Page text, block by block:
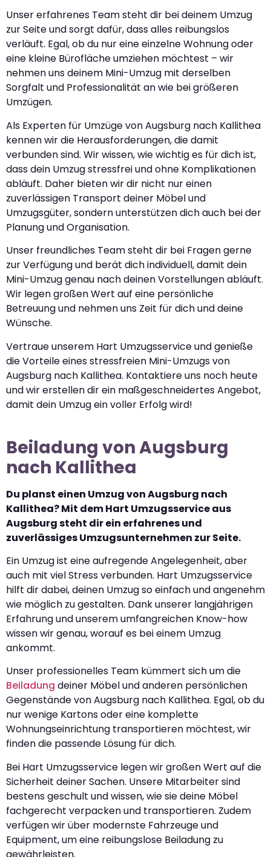
Unser erfahrenes Team steht dir bei deinem Umzug
zur Seite und sorgt dafür, dass alles reibungslos
verläuft. Egal, ob du nur eine einzelne Wohnung oder
eine kleine Bürofläche umziehen möchtest – wir
nehmen uns deinem Mini-Umzug mit derselben
Sorgfalt und Professionalität an wie bei größeren
Umzügen.
Als Experten für Umzüge von Augsburg nach Kallithea
kennen wir die Herausforderungen, die damit
verbunden sind. Wir wissen, wie wichtig es für dich ist,
dass dein Umzug stressfrei und ohne Komplikationen
abläuft. Daher bieten wir dir nicht nur einen
zuverlässigen Transport deiner Möbel und
Umzugsgüter, sondern unterstützen dich auch bei der
Planung und Organisation.
Unser freundliches Team steht dir bei Fragen gerne
zur Verfügung und berät dich individuell, damit dein
Mini-Umzug genau nach deinen Vorstellungen abläuft.
Wir legen großen Wert auf eine persönliche
Betreuung und nehmen uns Zeit für dich und deine
Wünsche.
Vertraue unserem Hart Umzugsservice und genieße
die Vorteile eines stressfreien Mini-Umzugs von
Augsburg nach Kallithea. Kontaktiere uns noch heute
und wir erstellen dir ein maßgeschneidertes Angebot,
damit dein Umzug ein voller Erfolg wird!
Beiladung von Augsburg
nach Kallithea
Du planst einen Umzug von Augsburg nach
Kallithea? Mit dem Hart Umzugsservice aus
Augsburg steht dir ein erfahrenes und
zuverlässiges Umzugsunternehmen zur Seite.
Ein Umzug ist eine aufregende Angelegenheit, aber
auch mit viel Stress verbunden. Hart Umzugsservice
hilft dir dabei, deinen Umzug so einfach und angenehm
wie möglich zu gestalten. Dank unserer langjährigen
Erfahrung und unserem umfangreichen Know-how
wissen wir genau, worauf es bei einem Umzug
ankommt.
Unser professionelles Team kümmert sich um die
Beiladung deiner Möbel und anderen persönlichen
Gegenstände von Augsburg nach Kallithea. Egal, ob du
nur wenige Kartons oder eine komplette
Wohnungseinrichtung transportieren möchtest, wir
finden die passende Lösung für dich.
Bei Hart Umzugsservice legen wir großen Wert auf die
Sicherheit deiner Sachen. Unsere Mitarbeiter sind
bestens geschult und wissen, wie sie deine Möbel
fachgerecht verpacken und transportieren. Zudem
verfügen wir über modernste Fahrzeuge und
Equipment, um eine reibungslose Beiladung zu
gewährleisten.